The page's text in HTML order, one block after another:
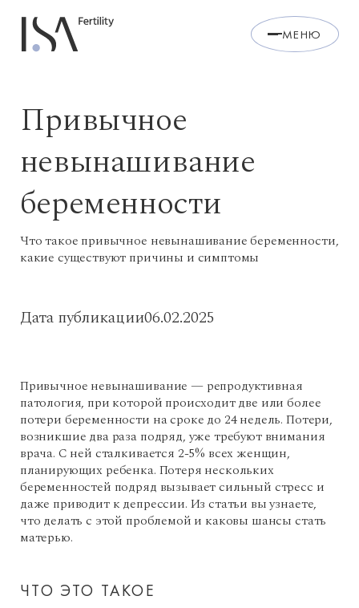
МЕНЮ
Привычное
невынашивание
беременности
Что такое привычное невынашивание беременности,
какие существуют причины и симптомы
Дата публикации06.02.2025
Привычное невынашивание — репродуктивная
патология, при которой происходит две или более
потери беременности на сроке до 24 недель. Потери,
возникшие два раза подряд, уже требуют внимания
врача. С ней сталкивается 2-5% всех женщин,
планирующих ребенка. Потеря нескольких
беременностей подряд вызывает сильный стресс и
даже приводит к депрессии. Из статьи вы узнаете,
что делать с этой проблемой и каковы шансы стать
матерью.
ЧТО ЭТО ТАКОЕ